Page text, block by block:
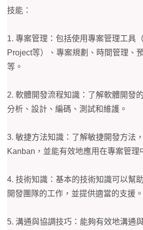
技能：
1. 專案管理：包括使用專案管理工具
Project等）、專案規劃、時間管理、
等。
2. 軟體開發流程知識：了解軟體開發
分析、設計、編碼、測試和維護。
3. 敏捷方法知識：了解敏捷開發方法
Kanban，並能有效地應用在專案管理
4. 技術知識：基本的技術知識可以幫
開發團隊的工作，並提供適當的支援。
5. 溝通與協調技巧：能夠有效地溝通